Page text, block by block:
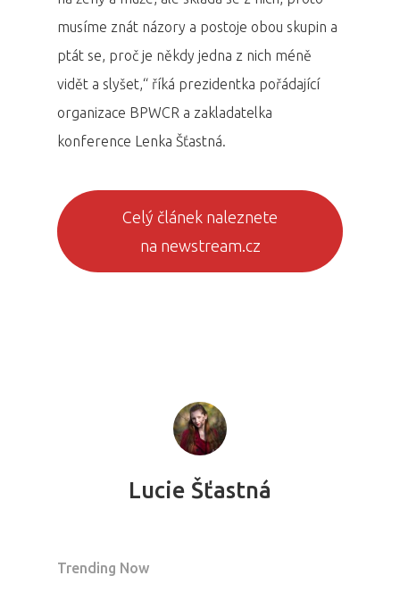
musíme znát názory a postoje obou skupin a
ptát se, proč je někdy jedna z nich méně
vidět a slyšet,“ říká prezidentka pořádající
organizace BPWCR a zakladatelka
konference Lenka Šťastná.
Celý článek naleznete
na newstream.cz
Lucie Šťastná
Trending Now